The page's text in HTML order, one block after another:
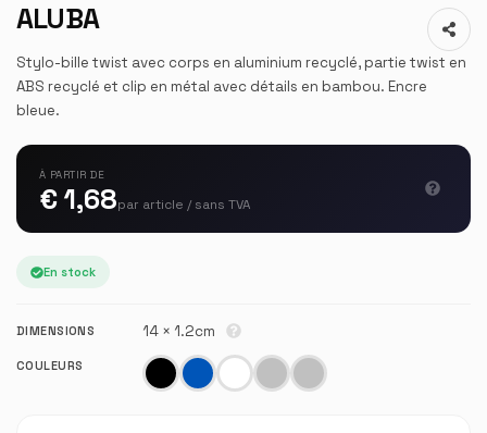
ALUBA
Stylo-bille twist avec corps en aluminium recyclé, partie twist en
ABS recyclé et clip en métal avec détails en bambou. Encre
bleue.
À PARTIR DE
€ 1,68par article / sans TVA
En stock
DIMENSIONS 14 × 1.2cm
COULEURS